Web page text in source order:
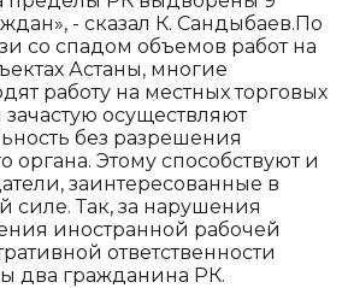
- сказал К. Сандыбаев.По
со спадом объемов работ на
Астаны, многие
работу на местных торговых
осуществляют
без разрешения
органа. Этому способствуют и
заинтересованные в
силе. Так, за нарушения
иностранной рабочей
ответственности
два гражданина РК.